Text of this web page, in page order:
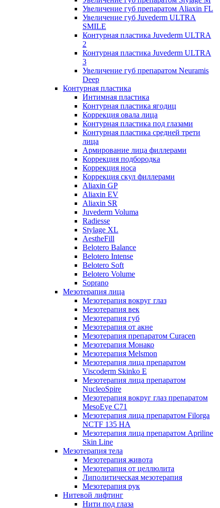
Увеличение губ препаратом Aliaxin FL
Увеличение губ Juvederm ULTRA
SMILE
Контурная пластика Juvederm ULTRA
2
Контурная пластика Juvederm ULTRA
3
Увеличение губ препаратом Neuramis
Deep
Контурная пластика
Интимная пластика
Контурная пластика ягодиц
Коррекция овала лица
Контурная пластика под глазами
Контурная пластика средней трети
лица
Армирование лица филлерами
Коррекция подбородка
Коррекция носа
Коррекция скул филлерами
Aliaxin GP
Aliaxin EV
Aliaxin SR
Juvederm Voluma
Radiesse
Stylage XL
AestheFill
Belotero Balance
Belotero Intense
Belotero Soft
Belotero Volume
Soprano
Мезотерапия лица
Мезотерапия вокруг глаз
Мезотерапия век
Мезотерапия губ
Мезотерапия от акне
Мезотерапия препаратом Curacen
Мезотерапия Монако
Мезотерапия Melsmon
Мезотерапия лица препаратом
Viscoderm Skinko E
Мезотерапия лица препаратом
NucleoSpire
Мезотерапия вокруг глаз препаратом
MesoEye С71
Мезотерапия лица препаратом Filorga
NCTF 135 HA
Мезотерапия лица препаратом Apriline
Skin Line
Мезотерапия тела
Мезотерапия живота
Мезотерапия от целлюлита
Липолитическая мезотерапия
Мезотерапия рук
Нитевой лифтинг
Нити под глаза